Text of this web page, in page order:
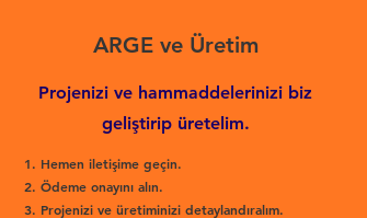
ARGE ve Üretim
Hemen iletişime geçin.
Ödeme onayını alın.
Projenizi ve üretiminizi detaylandıralım.
Projenizi ve hammaddelerinizi biz
geliştirip üretelim.